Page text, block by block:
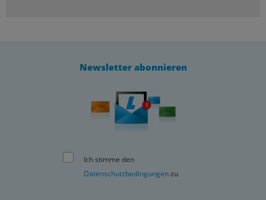
Newsletter abonnieren
Ich stimme den
Datenschutzbedingungenzu